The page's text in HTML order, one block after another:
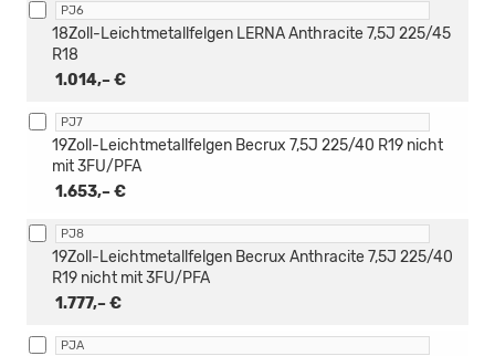
PJ6
1.014,– €
18Zoll-Leichtmetallfelgen LERNA Anthracite 7,5J 225/45
R18
PJ7
1.653,– €
19Zoll-Leichtmetallfelgen Becrux 7,5J 225/40 R19 nicht
mit 3FU/PFA
PJ8
1.777,– €
19Zoll-Leichtmetallfelgen Becrux Anthracite 7,5J 225/40
R19 nicht mit 3FU/PFA
PJA